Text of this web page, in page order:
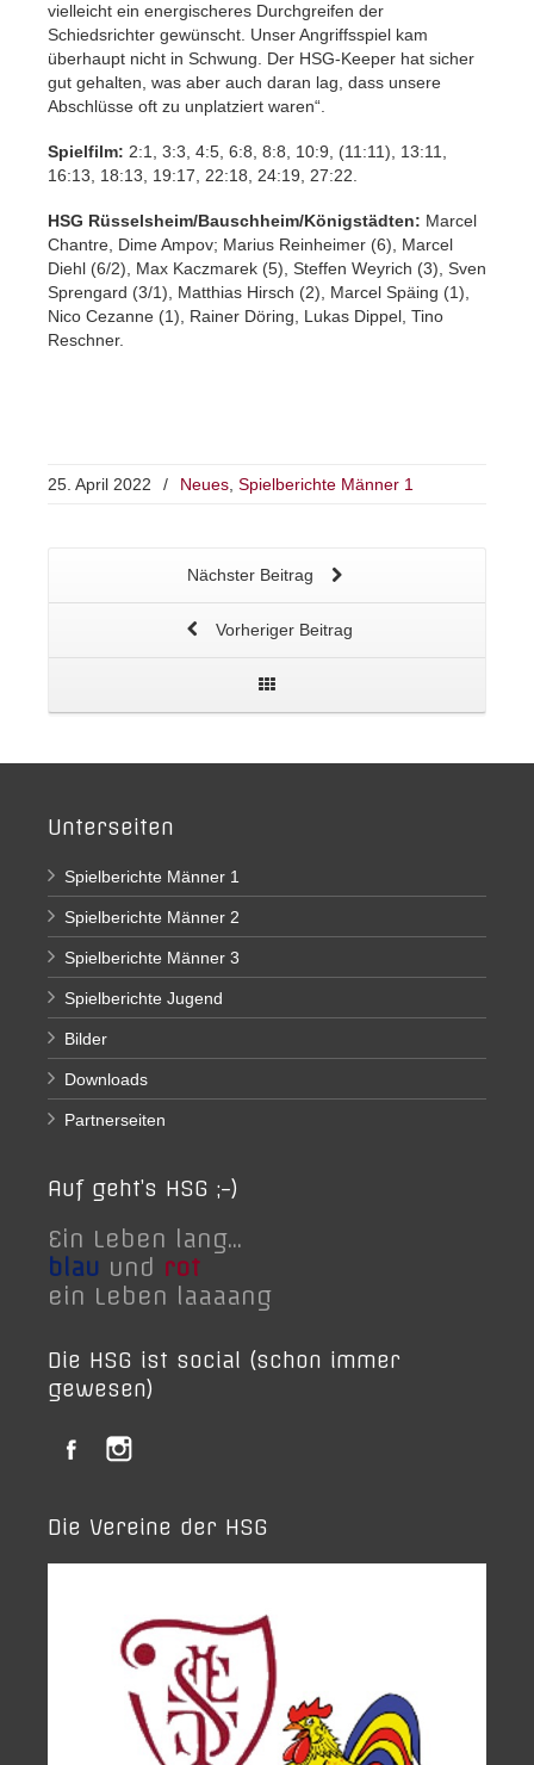
vielleicht ein energischeres Durchgreifen der
Schiedsrichter gewünscht. Unser Angriffsspiel kam
überhaupt nicht in Schwung. Der HSG-Keeper hat sicher
gut gehalten, was aber auch daran lag, dass unsere
Abschlüsse oft zu unplatziert waren“.
Spielfilm: 2:1, 3:3, 4:5, 6:8, 8:8, 10:9, (11:11), 13:11,
16:13, 18:13, 19:17, 22:18, 24:19, 27:22.
HSG Rüsselsheim/Bauschheim/Königstädten: Marcel
Chantre, Dime Ampov; Marius Reinheimer (6), Marcel
Diehl (6/2), Max Kaczmarek (5), Steffen Weyrich (3), Sven
Sprengard (3/1), Matthias Hirsch (2), Marcel Späing (1),
Nico Cezanne (1), Rainer Döring, Lukas Dippel, Tino
Reschner.
25. April 2022 / Neues Spielberichte Männer 1
Nächster Beitrag
Vorheriger Beitrag
Unterseiten
Spielberichte Männer 1
Spielberichte Männer 2
Spielberichte Männer 3
Spielberichte Jugend
Bilder
Downloads
Partnerseiten
Auf geht’s HSG ;-)
Ein Leben lang...
blau und rot
ein Leben laaaang
Die HSG ist social (schon immer
gewesen)
Die Vereine der HSG